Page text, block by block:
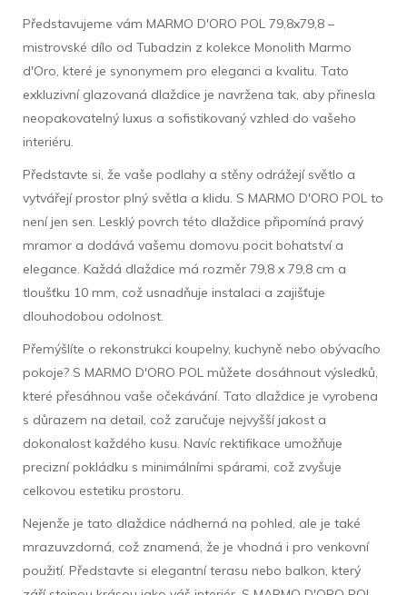
Představujeme vám MARMO D'ORO POL 79,8x79,8 –
mistrovské dílo od Tubadzin z kolekce Monolith Marmo
d'Oro, které je synonymem pro eleganci a kvalitu. Tato
exkluzivní glazovaná dlaždice je navržena tak, aby přinesla
neopakovatelný luxus a sofistikovaný vzhled do vašeho
interiéru.
Představte si, že vaše podlahy a stěny odrážejí světlo a
vytvářejí prostor plný světla a klidu. S MARMO D'ORO POL to
není jen sen. Lesklý povrch této dlaždice připomíná pravý
mramor a dodává vašemu domovu pocit bohatství a
elegance. Každá dlaždice má rozměr 79,8 x 79,8 cm a
tloušťku 10 mm, což usnadňuje instalaci a zajišťuje
dlouhodobou odolnost.
Přemýšlíte o rekonstrukci koupelny, kuchyně nebo obývacího
pokoje? S MARMO D'ORO POL můžete dosáhnout výsledků,
které přesáhnou vaše očekávání. Tato dlaždice je vyrobena
s důrazem na detail, což zaručuje nejvyšší jakost a
dokonalost každého kusu. Navíc rektifikace umožňuje
precizní pokládku s minimálními spárami, což zvyšuje
celkovou estetiku prostoru.
Nejenže je tato dlaždice nádherná na pohled, ale je také
mrazuvzdorná, což znamená, že je vhodná i pro venkovní
použití. Představte si elegantní terasu nebo balkon, který